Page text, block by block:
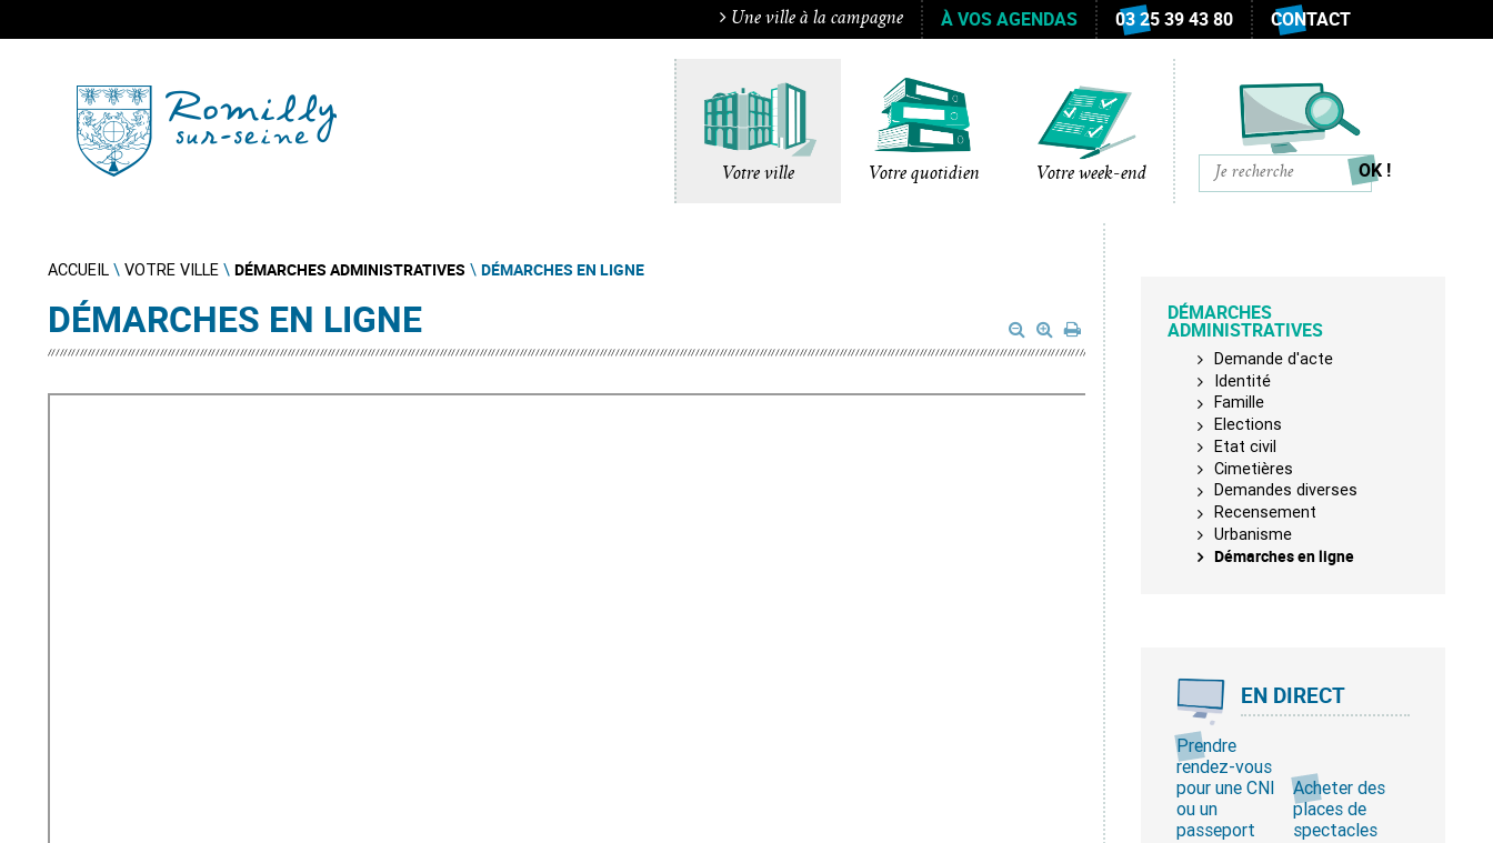
Une ville à la campagne À VOS AGENDAS 03 25 39 43 80 CONTACT
Votre ville Votre quotidien Votre week-end
ACCUEIL\ VOTRE VILLE\ DÉMARCHES ADMINISTRATIVES \ DÉMARCHES EN LIGNE
DÉMARCHES EN LIGNE DÉMARCHES
ADMINISTRATIVES
Demande d'acte
Identité
Famille
Elections
Etat civil
Cimetières
Demandes diverses
Recensement
Urbanisme
Démarches en ligne
EN DIRECT
Prendre
rendez-vous
pour une CNI
ou un
passeport
Acheter des
places de
spectacles